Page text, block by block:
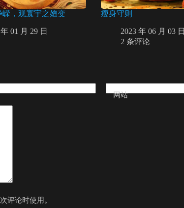
嵘，观寰宇之嬗变
01 月 29 日
瘦身守则
2023 年 06 月 03 日
2 条评论
网站
评论时使用。